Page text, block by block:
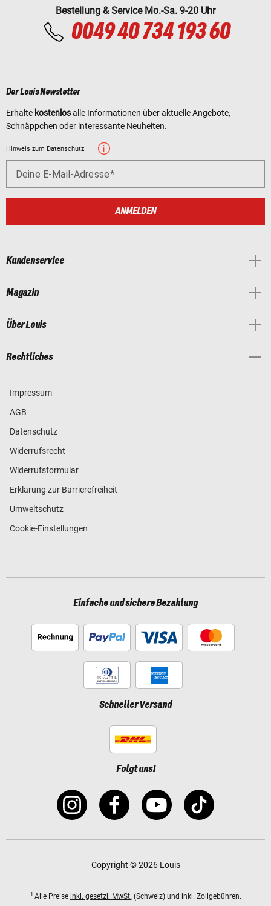
Bestellung & Service Mo.-Sa. 9-20 Uhr
0049 40 734 193 60
Der Louis Newsletter
Erhalte kostenlosalle Informationen über aktuelle Angebote,
Schnäppchen oder interessante Neuheiten.
Hinweis zum Datenschutz
Deine E-Mail-Adresse
ANMELDEN
Kundenservice
Magazin
Über Louis
Rechtliches
Impressum
AGB
Datenschutz
Widerrufsrecht
Widerrufsformular
Erklärung zur Barrierefreiheit
Umweltschutz
Cookie-Einstellungen
Einfache und sichere Bezahlung
Schneller Versand
Folgt uns!
Copyright © 2026 Louis
1 Alle Preise inkl. gesetzl. MwSt. (Schweiz) und inkl. Zollgebühren.